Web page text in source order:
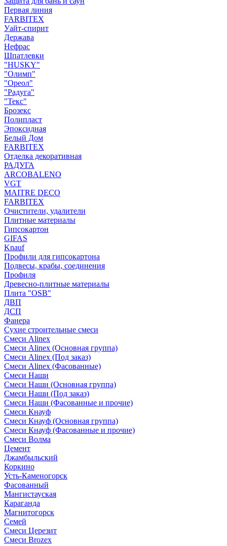
Первая линия
FARBITEX
Уайт-спирит
Держава
Нефрас
Шпатлевки
"HUSKY"
"Олимп"
"Ореол"
"Радуга"
"Текс"
Брозекс
Полипласт
Эпоксидная
Белый Дом
FARBITEX
Отделка декоративная
РАДУГА
ARCOBALENO
VGT
MAITRE DECO
FARBITEX
Очистители, удалители
Плитные материалы
Гипсокартон
GIFAS
Knauf
Профили для гипсокартона
Подвесы, крабы, соединения
Профиля
Древесно-плитные материалы
Плита "OSB"
ДВП
ДСП
Фанера
Сухие строительные смеси
Смеси Alinex
Смеси Alinex (Основная группа)
Смеси Alinex (Под заказ)
Смеси Alinex (Фасованные)
Смеси Наши
Смеси Наши (Основная группа)
Смеси Наши (Под заказ)
Смеси Наши (Фасованные и прочие)
Смеси Кнауф
Смеси Кнауф (Основная группа)
Смеси Кнауф (Фасованные и прочие)
Смеси Волма
Цемент
Джамбыльский
Коркино
Усть-Каменогорск
Фасованный
Мангистауская
Караганда
Магнитогорск
Семей
Смеси Церезит
Смеси Brozex